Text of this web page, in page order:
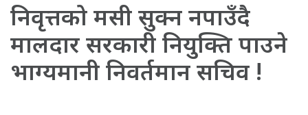
निवृत्तको मसी सुक्न नपाउँदै
मालदार सरकारी नियुक्ति पाउने
भाग्यमानी निवर्तमान सचिव !